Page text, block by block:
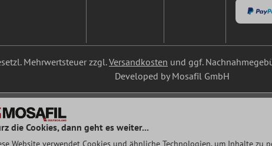
Mehrwertsteuer zzgl.Versandkosten und ggf.
Developed by Mosafil GmbH
die Cookies, dann geht es weiter...
Website verwendet Cookies und ähnliche Technologien, um Inhalte zu